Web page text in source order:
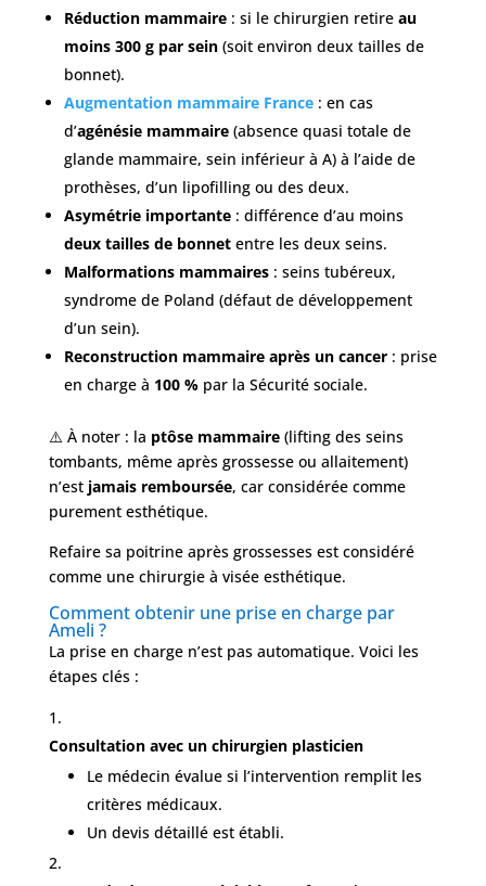
Réduction mammaire: si le chirurgien retire au
moins 300 g par sein(soit environ deux tailles de
bonnet).
Augmentation mammaire France: en cas
d’agénésie mammaire(absence quasi totale de
glande mammaire, sein inférieur à A) à l’aide de
prothèses, d’un lipofilling ou des deux.
Asymétrie importante: différence d’au moins
deux tailles de bonnetentre les deux seins.
Malformations mammaires: seins tubéreux,
syndrome de Poland (défaut de développement
d’un sein).
Reconstruction mammaire après un cancer: prise
en charge à 100 %par la Sécurité sociale.
⚠️ À noter : la ptôse mammaire(lifting des seins
tombants, même après grossesse ou allaitement)
n’est jamais remboursée, car considérée comme
purement esthétique.
Refaire sa poitrine après grossesses est considéré
comme une chirurgie à visée esthétique.
Comment obtenir une prise en charge par
Ameli ?
La prise en charge n’est pas automatique. Voici les
étapes clés :
Consultation avec un chirurgien plasticien
Le médecin évalue si l’intervention remplit les
critères médicaux.
Un devis détaillé est établi.